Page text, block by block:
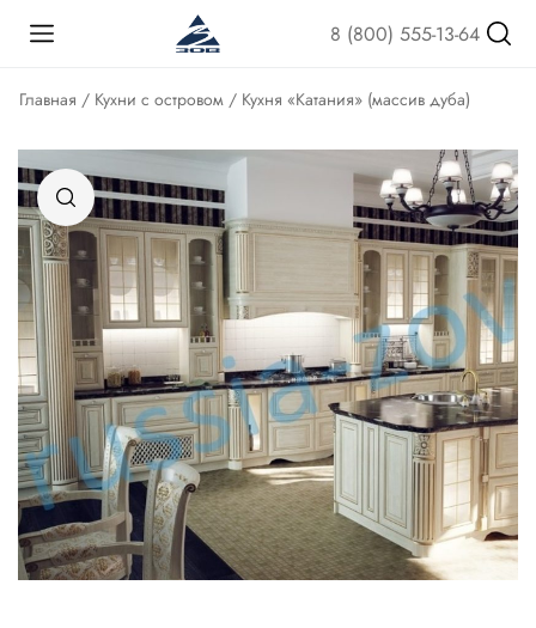
8 (800) 555-13-64
Главная / Кухни с островом / Кухня «Катания» (массив дуба)